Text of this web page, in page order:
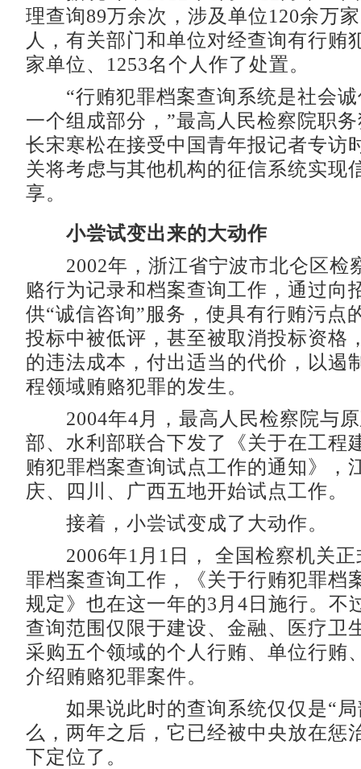
理查询89万余次，涉及单位120余万
人，有关部门和单位对经查询有行贿
家单位、1253名个人作了处置。
“行贿犯罪档案查询系统是社会诚
一个组成部分，”最高人民检察院职
长宋寒松在接受中国青年报记者专访
关将考虑与其他机构的征信系统实现
享。
小尝试变出来的大动作
2002年，浙江省宁波市北仑区检
赂行为记录和档案查询工作，通过向
供“诚信咨询”服务，使具有行贿污点
投标中被低评，甚至被取消投标资格
的违法成本，付出适当的代价，以遏
程领域贿赂犯罪的发生。
2004年4月，最高人民检察院与原
部、水利部联合下发了《关于在工程
贿犯罪档案查询试点工作的通知》，
庆、四川、广西五地开始试点工作。
接着，小尝试变成了大动作。
2006年1月1日， 全国检察机关正
罪档案查询工作，《关于行贿犯罪档
规定》也在这一年的3月4日施行。不
查询范围仅限于建设、金融、医疗卫
采购五个领域的个人行贿、单位行贿
介绍贿赂犯罪案件。
如果说此时的查询系统仅仅是“局
么，两年之后，它已经被中央放在惩
下定位了。